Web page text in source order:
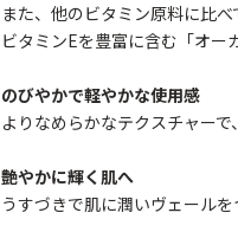
また、他のビタミン原料に比
ビタミンEを豊富に含む「オー
のびやかで軽やかな使用感
よりなめらかなテクスチャー
艶やかに輝く肌へ
うすづきで肌に潤いヴェール